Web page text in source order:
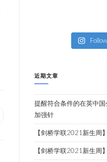
近期文章
提醒符合条件的在英中
加强针
【剑桥学联2021新生周
【剑桥学联2021新生周